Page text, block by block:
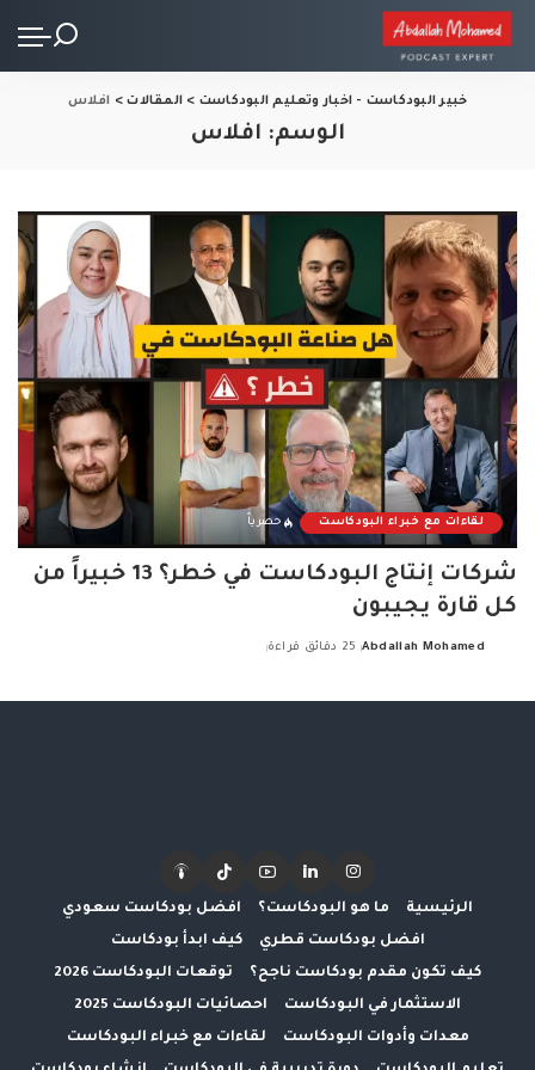
خبير البودكاست - اخبار وتعليم البودكاست > المقالات> افلاس
الوسم: افلاس
لقاءات مع خبراء البودكاست حصرياً
شركات إنتاج البودكاست في خطر؟ 13 خبيراً من
كل قارة يجيبون
Abdallah Mohamed 25 دقائق قراءة
الرئيسية ما هو البودكاست؟
افضل بودكاست سعودي
افضل بودكاست قطري
كيف ابدأ بودكاست
كيف تكون مقدم بودكاست ناجح؟
توقعات البودكاست 2026
الاستثمار في البودكاست
احصائيات البودكاست 2025
معدات وأدوات البودكاست
لقاءات مع خبراء البودكاست